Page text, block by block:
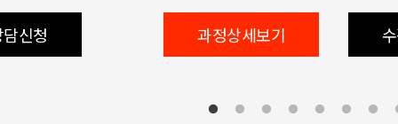
신청 과정상세보기